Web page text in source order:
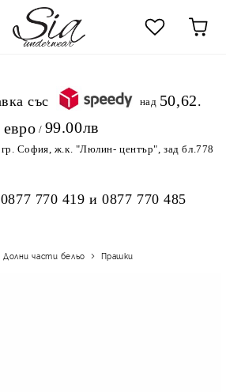
.Безплатна доставка със
над 50,62
евро / 99.00лв
гр. София, ж.к. "Люлин- център", зад бл.778
0877 770 419 и0877 770 485
Долни части бельо Прашки